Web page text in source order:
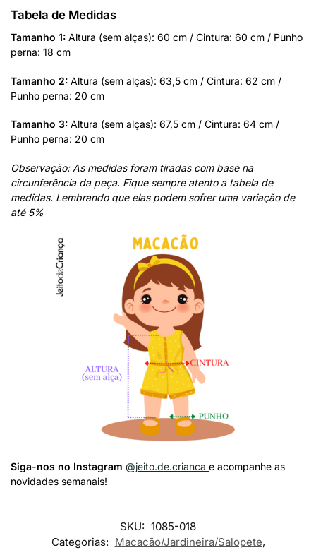
Tabela de Medidas
Tamanho 1: Altura (sem alças): 60 cm / Cintura: 60 cm / Punho
perna: 18 cm
Tamanho 2: Altura (sem alças): 63,5 cm / Cintura: 62 cm /
Punho perna: 20 cm
Tamanho 3: Altura (sem alças): 67,5 cm / Cintura: 64 cm /
Punho perna: 20 cm
Observação: As medidas foram tiradas com base na
circunferência da peça. Fique sempre atento a tabela de
medidas. Lembrando que elas podem sofrer uma variação de
até 5%
Siga-nos no Instagram @jeito.de.crianca e acompanhe as
novidades semanais!
SKU: 1085-018
Categorias: Macacão/Jardineira/Salopete,